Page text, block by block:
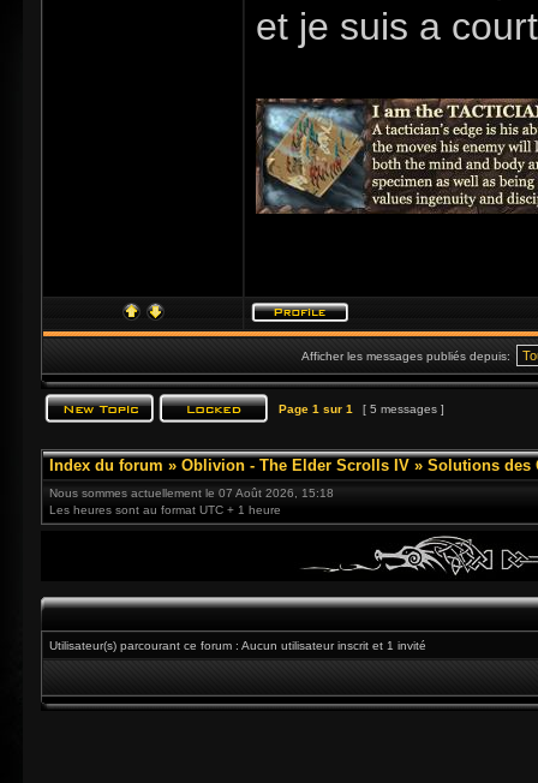
et je suis a
Afficher les messages publiés depuis:
Page 1 sur 1 [ 5 messages ]
Index du forum » Oblivion - The Elder Scrolls IV » Solutions des
Nous sommes actuellement le 07 Août 2026, 15:18
Les heures sont au format UTC + 1 heure
Utilisateur(s) parcourant ce forum : Aucun utilisateur inscrit et 1 invité